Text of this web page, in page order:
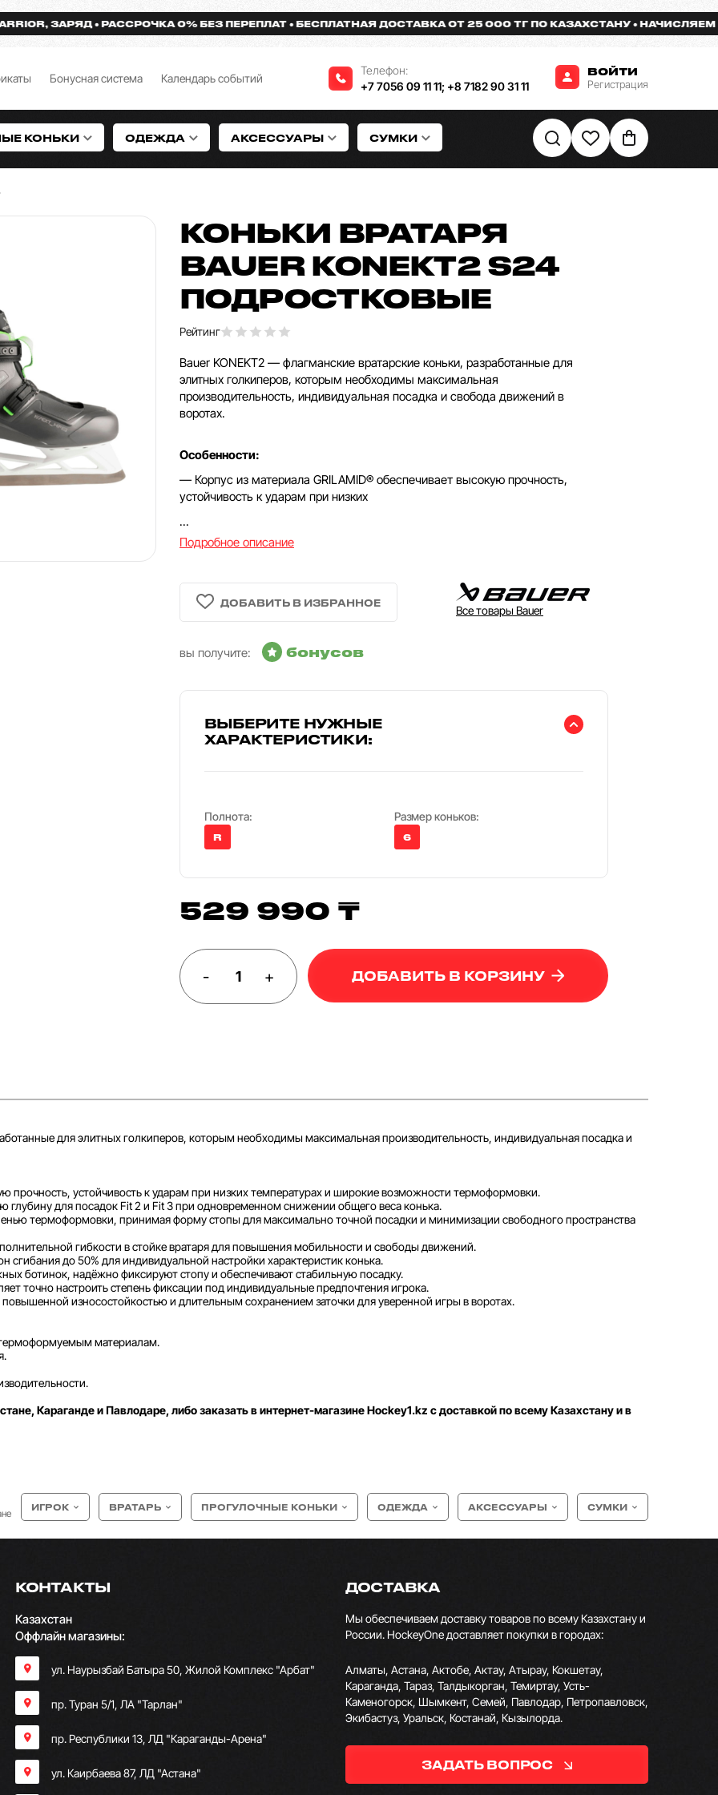
ЗАРЯД РАССРОЧКА 0% БЕЗ ПЕРЕПЛАТ БЕСПЛАТНАЯ ДОСТАВКА ОТ 25 000 ТГ ПО КАЗАХСТАНУ НАЧИСЛЯЕМ
Бонусная система Календарь событий
Телефон:
+7 7056 09 11 11; +8 7182 90 31 11
ВОЙТИ
Регистрация
КОНЬКИ ОДЕЖДА АКСЕССУАРЫ СУМКИ
КОНЬКИ ВРАТАРЯ
BAUER KONEKT2 S24
ПОДРОСТКОВЫЕ
Рейтинг
Bauer KONEKT2 — флагманские вратарские коньки, разработанные для
элитных голкиперов, которым необходимы максимальная
производительность, индивидуальная посадка и свобода движений в
воротах.
Особенности:
— Корпус из материала GRILAMID® обеспечивает высокую прочность,
устойчивость к ударам при низких
...
Подробное описание
Все товары Bauer
вы получите: бонусов
ВЫБЕРИТЕ НУЖНЫЕ
ХАРАКТЕРИСТИКИ:
Полнота:
R
Размер коньков:
6
529 990 ₸
- + ДОБАВИТЬ В КОРЗИНУ
для элитных голкиперов, которым необходимы максимальная производительность, индивидуальная посадка и
прочность, устойчивость к ударам при низких температурах и широкие возможности термоформовки.
для посадок Fit 2 и Fit 3 при одновременном снижении общего веса конька.
термоформовки, принимая форму стопы для максимально точной посадки и минимизации свободного пространства
гибкости в стойке вратаря для повышения мобильности и свободы движений.
до 50% для индивидуальной настройки характеристик конька.
ботинок, надёжно фиксируют стопу и обеспечивают стабильную посадку.
точно настроить степень фиксации под индивидуальные предпочтения игрока.
износостойкостью и длительным сохранением заточки для уверенной игры в воротах.
материалам.
Караганде и Павлодаре, либо заказать в интернет-магазине Hockey1.kz с доставкой по всему Казахстану и в
ИГРОК ВРАТАРЬ ПРОГУЛОЧНЫЕ КОНЬКИ ОДЕЖДА АКСЕССУАРЫ СУМКИ
КОНТАКТЫ
Казахстан
Оффлайн магазины:
ул. Наурызбай Батыра 50, Жилой Комплекс "Арбат"
пр. Туран 5/1, ЛА "Тарлан"
пр. Республики 13, ​ЛД "Караганды-Арена"
ул. Каирбаева 87, ЛД "Астана"
ДОСТАВКА
Мы обеспечиваем доставку товаров по всему Казахстану и
России. HockeyOne доставляет покупки в городах:
Алматы, Астана, Актобе, Актау, Атырау, Кокшетау,
Караганда, Тараз, Талдыкорган, Темиртау, Усть-
Каменогорск, Шымкент, Семей, Павлодар, Петропавловск,
Экибастуз, Уральск, Костанай, Кызылорда.
ЗАДАТЬ ВОПРОС